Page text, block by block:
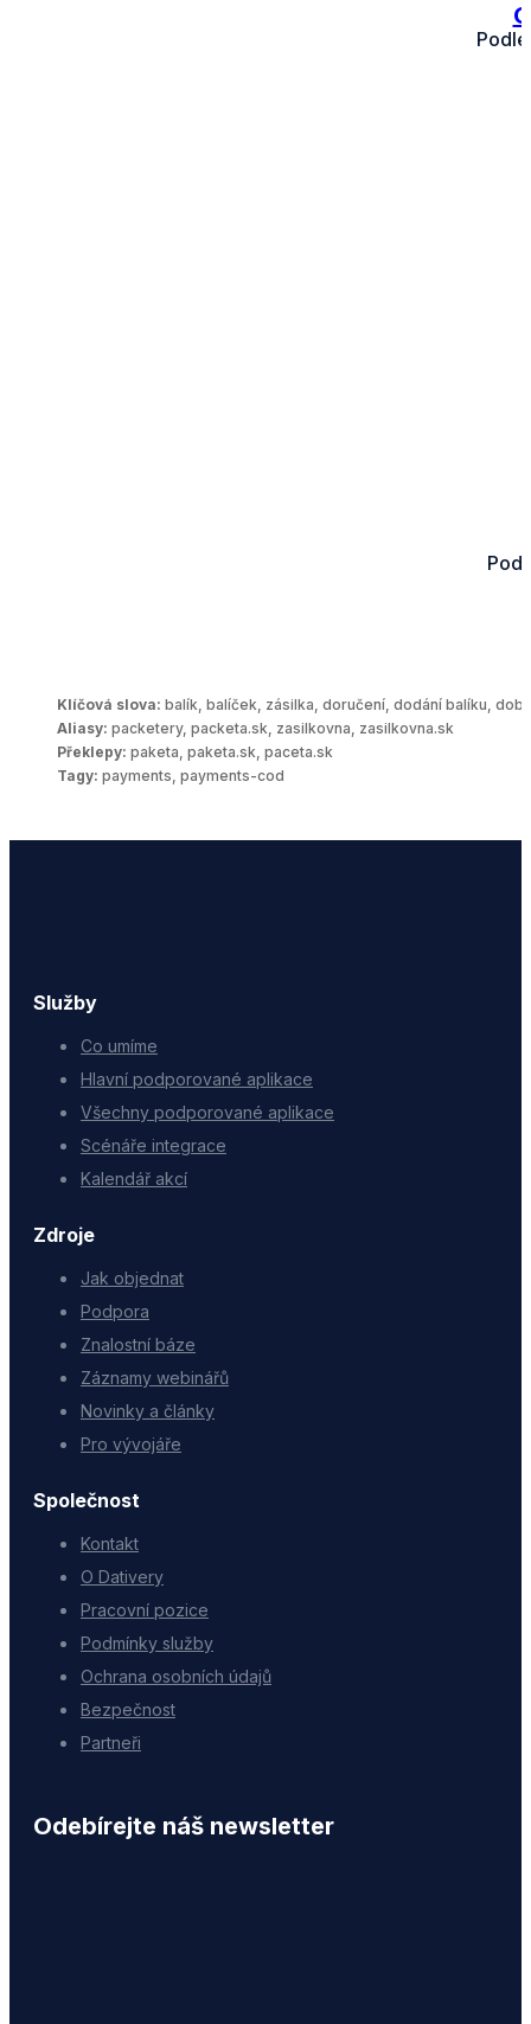
Klíčová slova: balík, balíček, zásilka, doručení, dodání balíku,
Aliasy: packetery, packeta.sk, zasilkovna, zasilkovna.sk
Překlepy: paketa, paketa.sk, paceta.sk
Tagy: payments, payments-cod
Služby
Co umíme
Hlavní podporované aplikace
Všechny podporované aplikace
Scénáře integrace
Kalendář akcí
Zdroje
Jak objednat
Podpora
Znalostní báze
Záznamy webinářů
Novinky a články
Pro vývojáře
Společnost
Kontakt
O Dativery
Pracovní pozice
Podmínky služby
Ochrana osobních údajů
Bezpečnost
Partneři
Odebírejte náš newsletter